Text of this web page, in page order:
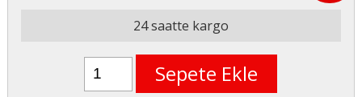
24 saatte kargo
Sepete Ekle